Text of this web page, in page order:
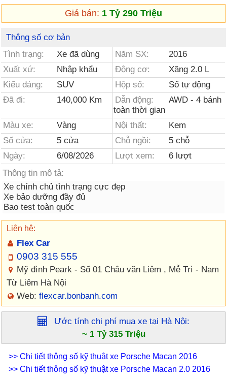
Giá bán: 1 Tỷ 290 Triệu
Thông số cơ bản
Tình trạng:
Xe đã dùng Năm SX:
2016
Xuất xứ:
Nhập khẩu Động cơ:
Xăng 2.0 L
Kiểu dáng:
SUV Hộp số:
Số tự động
Đã đi:
140,000 Km Dẫn động:
AWD - 4 bánh
toàn thời gian
Màu xe:
Vàng Nội thất:
Kem
Số cửa:
5 cửa Chỗ ngồi:
5 chỗ
Ngày:
6/08/2026 Lượt xem:
6 lượt
Thông tin mô tả:
Xe chính chủ tình trạng cực đẹp
Xe bảo dưỡng đầy đủ
Bao test toàn quốc
Liên hệ:
Flex Car
0903 315 555
Mỹ đình Peark - Số 01 Châu văn Liêm , Mễ Trì - Nam
Từ Liêm Hà Nội
Web: flexcar.bonbanh.com
Ước tính chi phí mua xe tại Hà Nội:
~ 1 Tỷ 315 Triệu
>> Chi tiết thông số kỹ thuật xe Porsche Macan 2016
>> Chi tiết thông số kỹ thuật xe Porsche Macan 2.0 2016